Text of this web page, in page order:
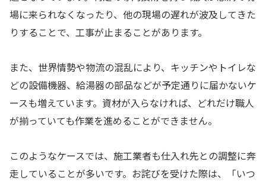
場に来られなくなったり、他の現場の遅れが波及してきた
りすることで、工事が止まることがあります。
また、世界情勢や物流の混乱により、キッチンやトイレな
どの設備機器、給湯器の部品などが予定通りに届かないケ
ースも増えています。資材が入らなければ、どれだけ職人
が揃っていても作業を進めることができません。
このようなケースでは、施工業者も仕入れ先との調整に奔
走していることが多いです。お詫びを受けた際は、「いつ